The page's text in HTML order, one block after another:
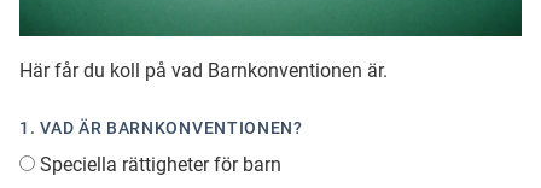
Lovari (Romska)
Här får du koll på vad Barnkonventionen är.
1. VAD ÄR BARNKONVENTIONEN?
Speciella rättigheter för barn